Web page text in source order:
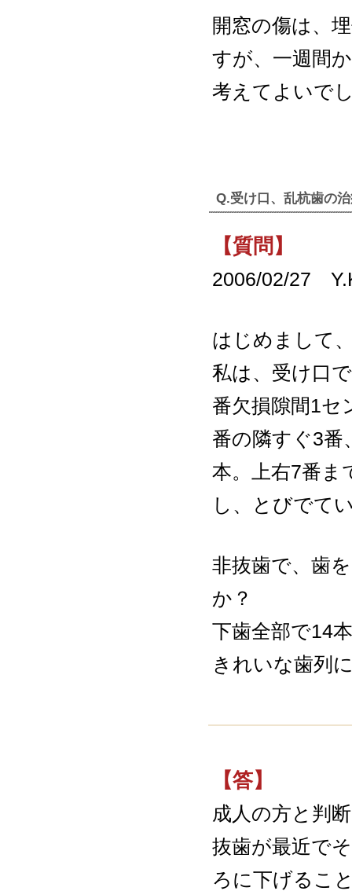
開窓の傷は、
すが、一週間
考えてよいで
Q.受け口、乱杭歯の
【質問】
2006/02/27
はじめまして
私は、受け口
番欠損隙間1セ
番の隣すぐ3番
本。上右7番ま
し、とびでて
非抜歯で、歯
か？
下歯全部で14
きれいな歯列
【答】
成人の方と判
抜歯が最近で
ろに下げるこ